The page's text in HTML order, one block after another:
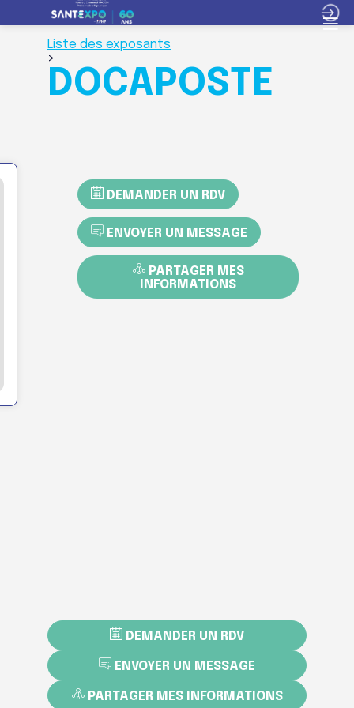
Liste des exposants
>
DOCAPOSTE
DEMANDER UN RDV
ENVOYER UN MESSAGE
PARTAGER MES
INFORMATIONS
DEMANDER UN RDV
ENVOYER UN MESSAGE
PARTAGER MES INFORMATIONS